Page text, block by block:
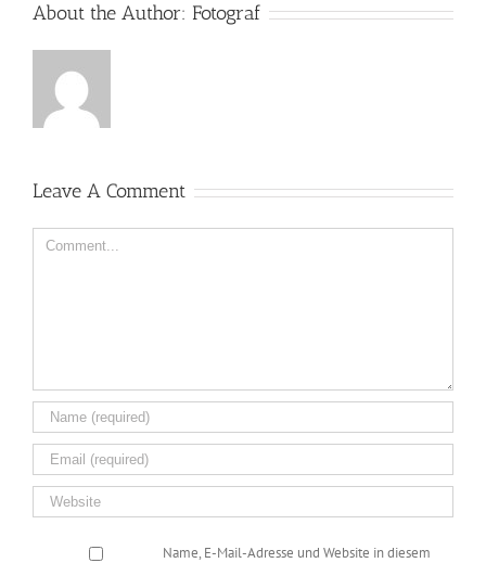
About the Author: Fotograf
Leave A Comment
Comment
Name, E-Mail-Adresse und Website in diesem